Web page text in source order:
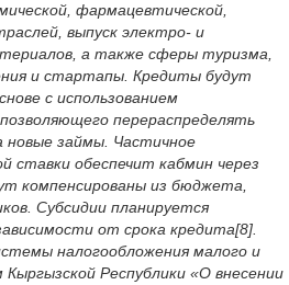
фармацевтической,
выпуск электро- и
а также сферы туризма,
и стартапы. Кредиты будут
с использованием
перераспределять
новые займы. Частичное
ставки обеспечит кабмин через
компенсированы из бюджета,
Субсидии планируется
от срока кредита[8].
налогообложения малого и
Кыргызской Республики «О внесении